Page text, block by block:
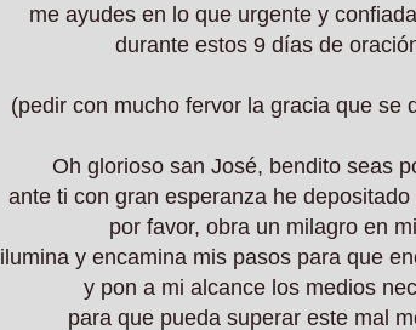
me ayudes en lo que urgente y
durante estos 9 días de
(pedir con mucho fervor la gracia que se
Oh glorioso san José, bendito seas
ante ti con gran esperanza he
por favor, obra un milagro en
ilumina y encamina mis pasos para que
y pon a mi alcance los medios
para que pueda superar este mal